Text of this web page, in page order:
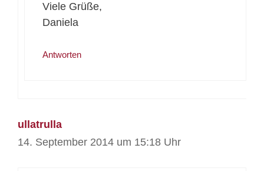
Viele Grüße,
Daniela
Antworten
ullatrulla
14. September 2014 um 15:18 Uhr